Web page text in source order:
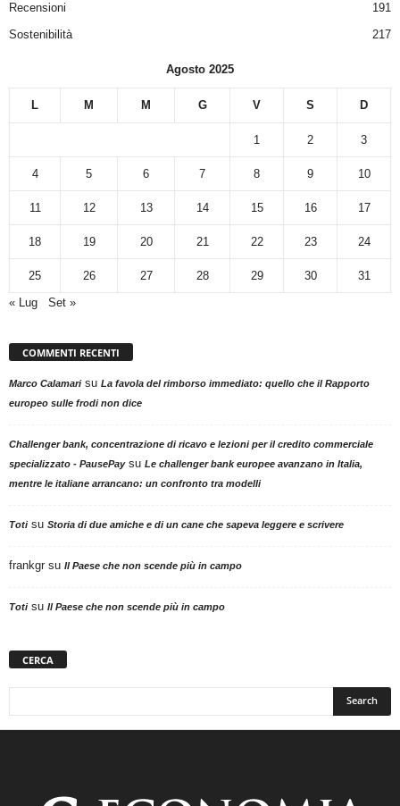
Recensioni
191
Sostenibilità
217
Agosto 2025
L M M G V S D
1 2 3
4 5 6 7 8 9 10
11 12 13 14 15 16 17
18 19 20 21 22 23 24
25 26 27 28 29 30
31
« Lug
Set »
COMMENTI RECENTI
Marco Calamarisu La favola del rimborso immediato: quello che il Rapporto
europeo sulle frodi non dice
Challenger bank, concentrazione di ricavo e lezioni per il credito commerciale
specializzato - PausePaysu Le challenger bank europee avanzano in Italia,
mentre le italiane arrancano: un confronto tra modelli
Totisu Storia di due amiche e di un cane che sapeva leggere e scrivere
frankgr su Il Paese che non scende più in campo
Totisu Il Paese che non scende più in campo
CERCA